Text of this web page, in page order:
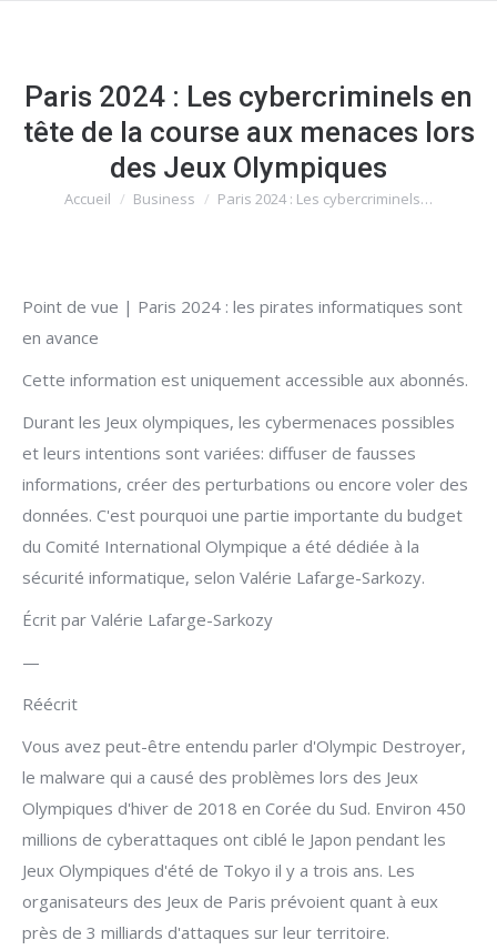
Paris 2024 : Les cybercriminels en
tête de la course aux menaces lors
des Jeux Olympiques
Vous êtes ici :
Accueil Business Paris 2024 : Les cybercriminels…
Point de vue | Paris 2024 : les pirates informatiques sont
en avance
Cette information est uniquement accessible aux abonnés.
Durant les Jeux olympiques, les cybermenaces possibles
et leurs intentions sont variées: diffuser de fausses
informations, créer des perturbations ou encore voler des
données. C'est pourquoi une partie importante du budget
du Comité International Olympique a été dédiée à la
sécurité informatique, selon Valérie Lafarge-Sarkozy.
Écrit par Valérie Lafarge-Sarkozy
—
Réécrit
Vous avez peut-être entendu parler d'Olympic Destroyer,
le malware qui a causé des problèmes lors des Jeux
Olympiques d'hiver de 2018 en Corée du Sud. Environ 450
millions de cyberattaques ont ciblé le Japon pendant les
Jeux Olympiques d'été de Tokyo il y a trois ans. Les
organisateurs des Jeux de Paris prévoient quant à eux
près de 3 milliards d'attaques sur leur territoire.